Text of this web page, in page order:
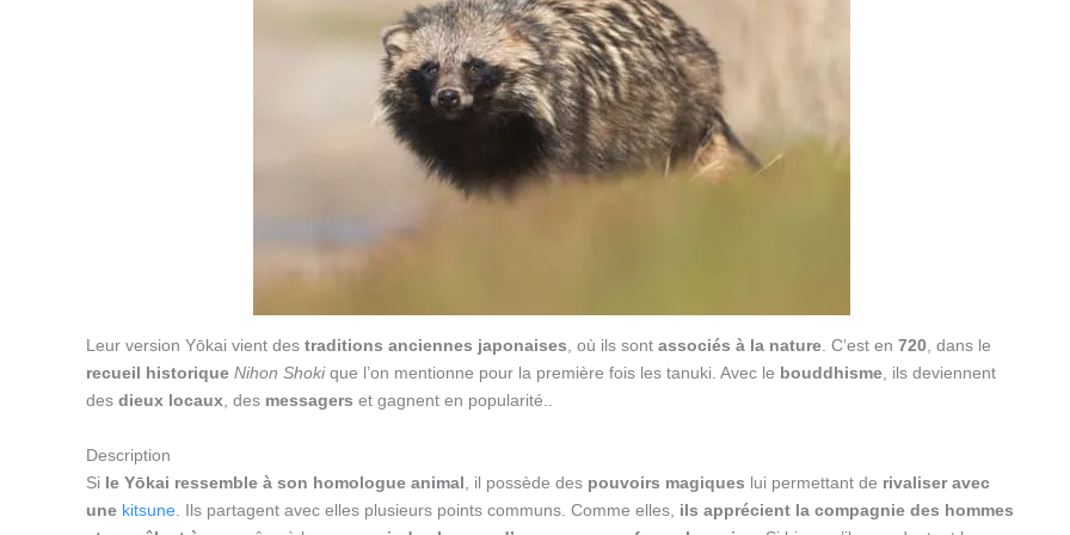
Leur version Yōkai vient des traditions anciennes japonaises , où ils sont associés à la nature . C’est en 720 , dans le
recueil historique Nihon Shokique l’on mentionne pour la première fois les tanuki. Avec le bouddhisme , ils deviennent
des dieux locaux , des messagers et gagnent en popularité..
Description
Si le Yōkai ressemble à son homologue animal , il possède des pouvoirs magiques lui permettant de rivaliser avec
une kitsune . Ils partagent avec elles plusieurs points communs. Comme elles, ils apprécient la compagnie des hommes